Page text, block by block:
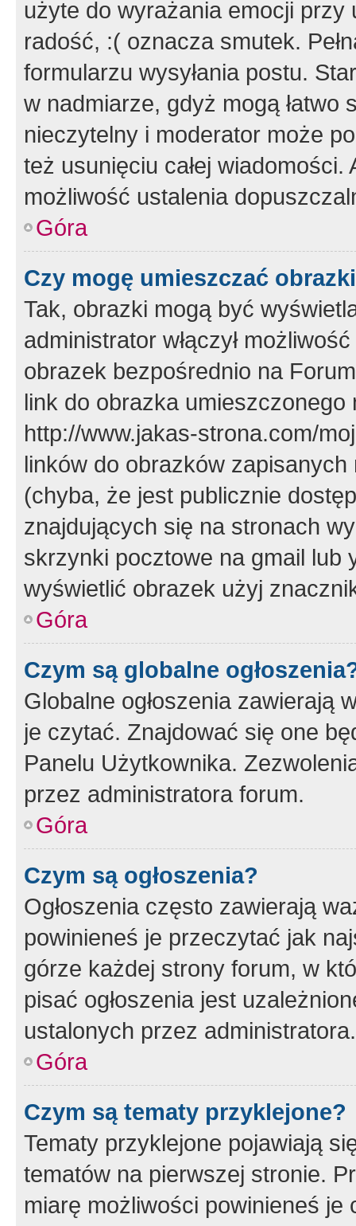
użyte do wyrażania emocji
radość, :( oznacza smutek.
formularzu wysyłania postu.
w nadmiarze, gdyż mogą
nieczytelny i moderator może
też usunięciu całej
możliwość ustalenia
Góra
Czy mogę umieszczać
Tak, obrazki mogą być
administrator włączył
obrazek bezpośrednio na
link do obrazka
http://www.jakas-strona.com/
linków do obrazków
(chyba, że jest publicznie
znajdujących się na stronach
skrzynki pocztowe na gmail lub
wyświetlić obrazek użyj
Góra
Czym są globalne
Globalne ogłoszenia zawierają
je czytać. Znajdować się one
Panelu Użytkownika.
przez administratora forum.
Góra
Czym są ogłoszenia?
Ogłoszenia często zawierają
powinieneś je przeczytać jak
górze każdej strony forum, w
pisać ogłoszenia jest
ustalonych przez administratora.
Góra
Czym są tematy przyklejone?
Tematy przyklejone pojawiają
tematów na pierwszej stronie.
miarę możliwości powinieneś je